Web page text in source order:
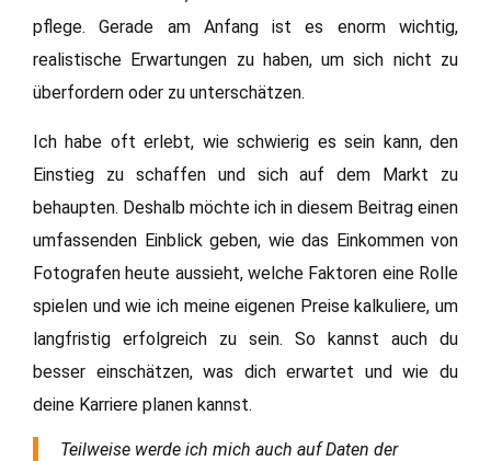
pflege. Gerade am Anfang ist es enorm wichtig,
realistische Erwartungen zu haben, um sich nicht zu
überfordern oder zu unterschätzen.
Ich habe oft erlebt, wie schwierig es sein kann, den
Einstieg zu schaffen und sich auf dem Markt zu
behaupten. Deshalb möchte ich in diesem Beitrag einen
umfassenden Einblick geben, wie das Einkommen von
Fotografen heute aussieht, welche Faktoren eine Rolle
spielen und wie ich meine eigenen Preise kalkuliere, um
langfristig erfolgreich zu sein. So kannst auch du
besser einschätzen, was dich erwartet und wie du
deine Karriere planen kannst.
Teilweise werde ich mich auch auf Daten der